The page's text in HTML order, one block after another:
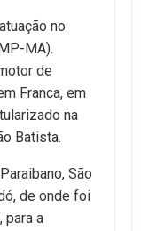
no
MA).
de
Franca, em
na
Batista.
São
de onde foi
para a